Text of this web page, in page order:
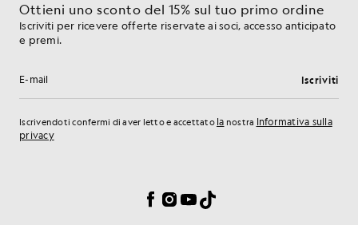
Ottieni uno sconto del 15% sul tuo primo ordine
Iscriviti per ricevere offerte riservate ai soci, accesso anticipato
e premi.
Indirizzo e-mail Iscriviti
Iscrivendoti confermi di aver letto e accettato la nostra Informativa sulla
privacy
Facebook
Instagram
YouTube
TikTok